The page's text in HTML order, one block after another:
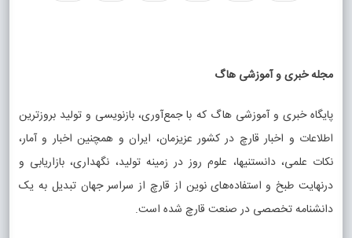
مجله خبری و آموزشی هاگ
پایگاه خبری و آموزشی هاگ که با جمع‌آوری، بازنویسی و تولید بروزترین
اطلاعات و اخبار قارچ در کشور عزیزمان، ایران و همچنین اخبار و آمار،
نکات علمی، دانستنیها، علوم روز در زمینه تولید، نگهداری، بازاریابی و
درنهایت طبخ و استفاده‌های نوین از قارچ از سراسر جهان تبدیل به یک
دانشنامه تخصصی در صنعت قارچ شده است.